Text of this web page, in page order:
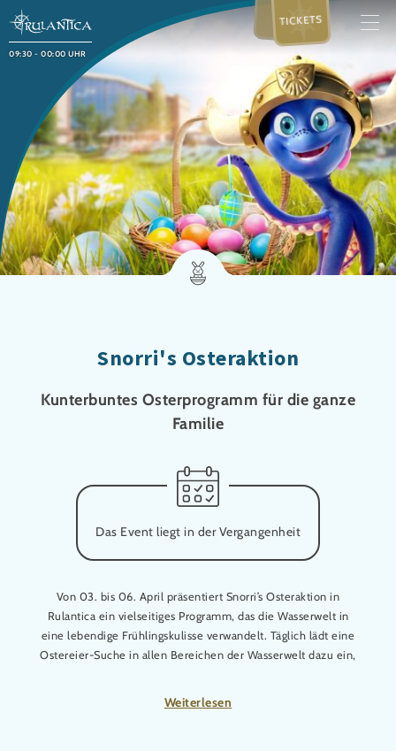
09:30 - 00:00 UHR
TICKETS
Snorri's Osteraktion
Kunterbuntes Osterprogramm für die ganze
Familie
Das Event liegt in der Vergangenheit
Von 03. bis 06. April präsentiert Snorri’s Osteraktion in
Rulantica ein vielseitiges Programm, das die Wasserwelt in
eine lebendige Frühlingskulisse verwandelt. Täglich lädt eine
Ostereier-Suche in allen Bereichen der Wasserwelt dazu ein,
Überraschungs-Osterkorb. Ergänzt wird das Angebot durch ein
Weiterlesen